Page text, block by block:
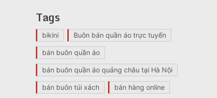
Tags
bikini Buôn bán quần áo trực tuyến
bán buôn quần áo
bán buôn quần áo quảng châu tại Hà Nội
bán buôn túi xách bán hàng online